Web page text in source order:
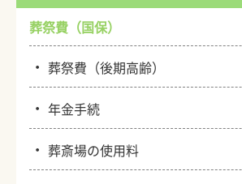
葬祭費（国保）
・葬祭費（後期高齢）
・年金手続
・葬斎場の使用料